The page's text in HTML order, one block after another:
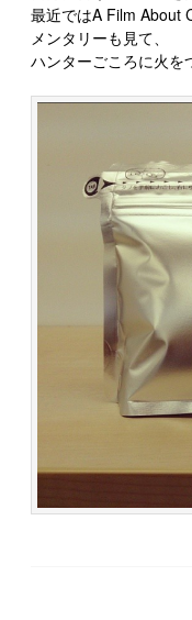
最近ではA Film About
メンタリーも見て、
ハンターごころに火を